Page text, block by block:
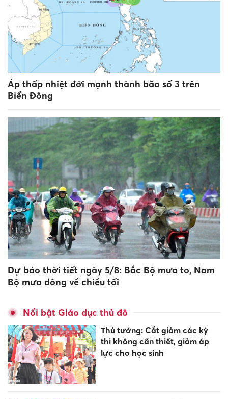
Áp thấp nhiệt đới mạnh thành bão số 3 trên
Biển Đông
Dự báo thời tiết ngày 5/8: Bắc Bộ mưa to, Nam
Bộ mưa dông về chiều tối
Nổi bật Giáo dục thủ đô
Thủ tướng: Cắt giảm các kỳ
thi không cần thiết, giảm áp
lực cho học sinh